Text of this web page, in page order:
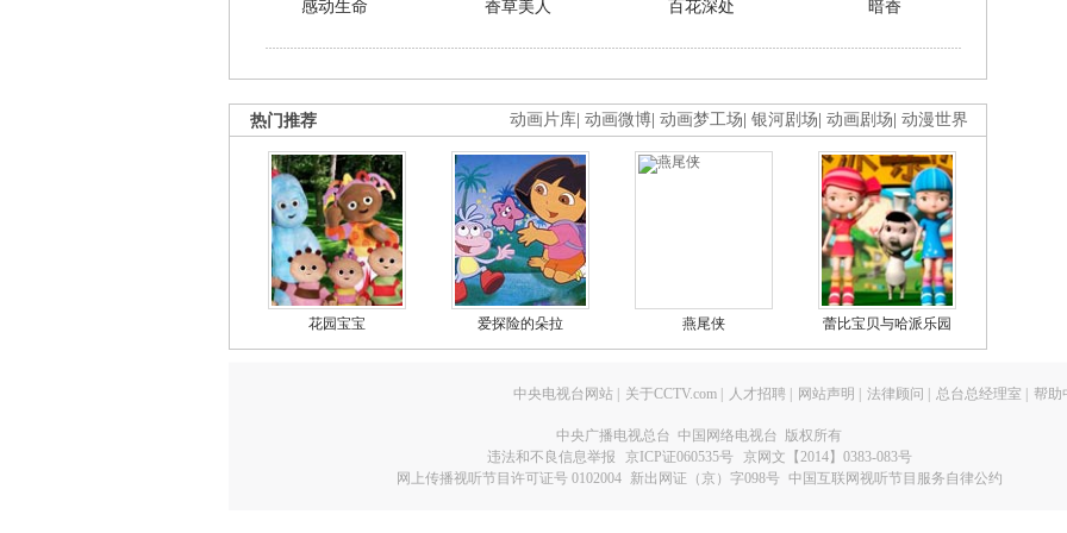
感动生命 香草美人 百花深处 暗香
动画片库 动画微博 动画梦工场 银河剧场 动画剧场 动漫世界
热门推荐
花园宝宝 爱探险的朵拉 燕尾侠 蕾比宝贝与哈派乐园
中央电视台网站 关于CCTV.com 人才招聘 网站声明 法律顾问 总台总经理室 帮助
中央广播电视总台 中国网络电视台 版权所有
违法和不良信息举报
京ICP证060535号
京网文【2014】0383-083号
网上传播视听节目许可证号 0102004 新出网证（京）字098号 中国互联网视听节目服务自律公约